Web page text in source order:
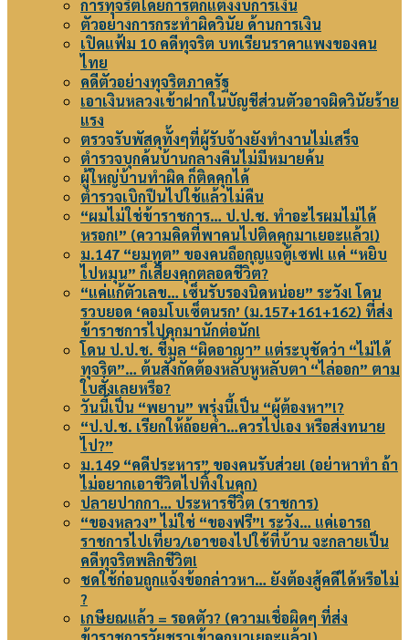
การทุจริตโดยการตกแต่งงบการเงิน
ตัวอย่างการกระทำผิดวินัย ด้านการเงิน
เปิดแฟ้ม 10 คดีทุจริต บทเรียนราคาแพงของคน
ไทย
คดีตัวอย่างทุจริตภาครัฐ
เอาเงินหลวงเข้าฝากในบัญชีส่วนตัวอาจผิดวินัยร้าย
แรง
ตรวจรับพัสดุทั้งๆที่ผู้รับจ้างยังทำงานไม่เสร็จ
ตำรวจบุกค้นบ้านกลางคืนไม่มีหมายค้น
ผู้ใหญ่บ้านทำผิด ก็ติดคุกได้
ตำรวจเบิกปืนไปใช้แล้วไม่คืน
“ผมไม่ใช่ข้าราชการ… ป.ป.ช. ทำอะไรผมไม่ได้
หรอก!” (ความคิดที่พาคนไปติดคุกมาเยอะแล้ว!)
ม.147 “ยมทูต” ของคนถือกุญแจตู้เซฟ! แค่ “หยิบ
ไปหมุน” ก็เสี่ยงคุกตลอดชีวิต?
“แค่แก้ตัวเลข… เซ็นรับรองนิดหน่อย” ระวัง! โดน
รวบยอด ‘คอมโบเซ็ตนรก’ (ม.157+161+162) ที่ส่ง
ข้าราชการไปคุกมานักต่อนัก!
โดน ป.ป.ช. ชี้มูล “ผิดอาญา” แต่ระบุชัดว่า “ไม่ได้
ทุจริต”… ต้นสังกัดต้องหลับหูหลับตา “ไล่ออก” ตาม
ใบสั่งเลยหรือ?
วันนี้เป็น “พยาน” พรุ่งนี้เป็น “ผู้ต้องหา”!?
“ป.ป.ช. เรียกให้ถ้อยคำ…ควรไปเอง หรือส่งทนาย
ไป?”
ม.149 “คดีประหาร” ของคนรับส่วย! (อย่าหาทำ ถ้า
ไม่อยากเอาชีวิตไปทิ้งในคุก)
ปลายปากกา… ประหารชีวิต (ราชการ)
“ของหลวง” ไม่ใช่ “ของฟรี”! ระวัง… แค่เอารถ
ราชการไปเที่ยว/เอาของไปใช้ที่บ้าน จะกลายเป็น
คดีทุจริตพลิกชีวิต!
ชดใช้ก่อนถูกแจ้งข้อกล่าวหา… ยังต้องสู้คดีได้หรือไม่
?
เกษียณแล้ว = รอดตัว? (ความเชื่อผิดๆ ที่ส่ง